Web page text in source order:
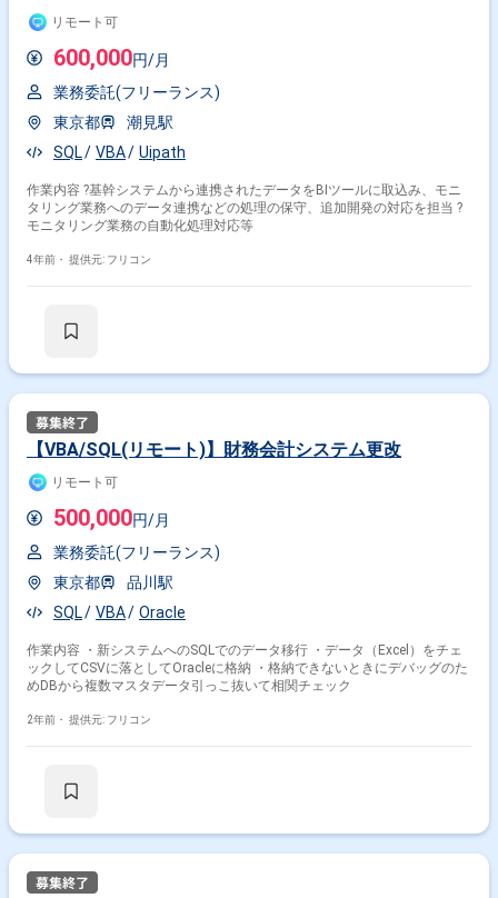
リモート可
600,000円/月
業務委託(フリーランス)
東京都
潮見駅
SQL
VBA Uipath
作業内容 ?基幹システムから連携されたデータをBIツールに取込み、モニ
タリング業務へのデータ連携などの処理の保守、追加開発の対応を担当 ?
モニタリング業務の自動化処理対応等
4年前・ 提供元: フリコン
【VBA/SQL(リモート)】財務会計システム更改
リモート可
500,000円/月
業務委託(フリーランス)
東京都
品川駅
SQL
VBA Oracle
作業内容 ・新システムへのSQLでのデータ移行 ・データ（Excel）をチェ
ックしてCSVに落としてOracleに格納 ・格納できないときにデバッグのた
めDBから複数マスタデータ引っこ抜いて相関チェック
2年前・ 提供元: フリコン